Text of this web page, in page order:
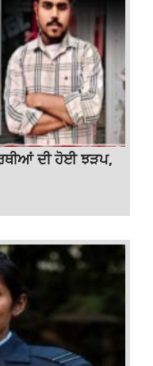
ਦੀ ਹੋਈ ਝੜਪ,